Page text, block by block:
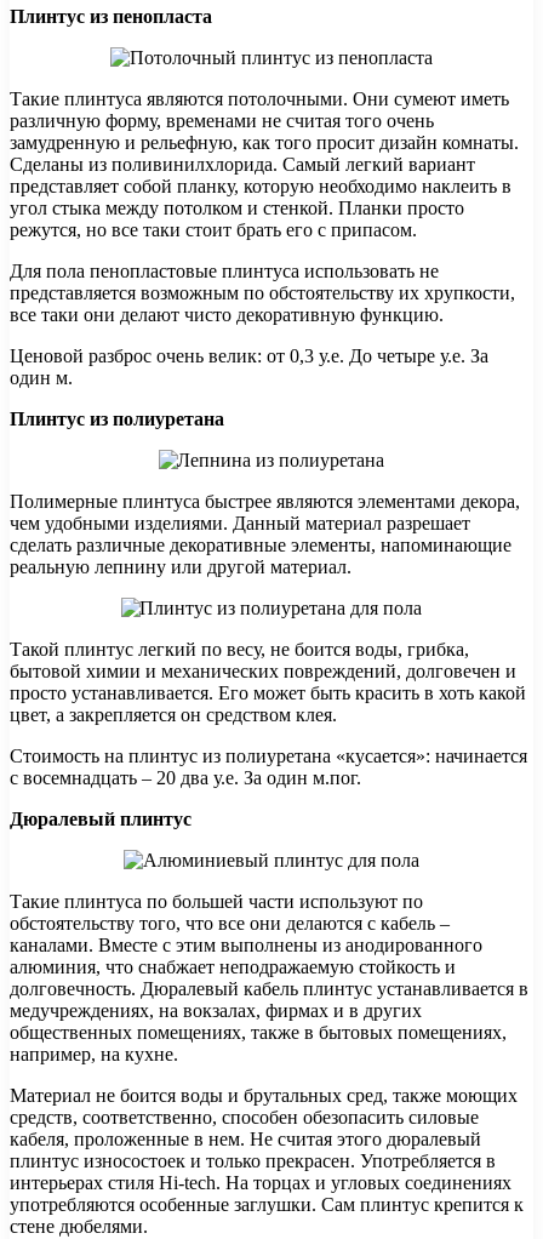
Плинтус из пенопласта
Такие плинтуса являются потолочными. Они сумеют иметь
различную форму, временами не считая того очень
замудренную и рельефную, как того просит дизайн комнаты.
Сделаны из поливинилхлорида. Самый легкий вариант
представляет собой планку, которую необходимо наклеить в
угол стыка между потолком и стенкой. Планки просто
режутся, но все таки стоит брать его с припасом.
Для пола пенопластовые плинтуса использовать не
представляется возможным по обстоятельству их хрупкости,
все таки они делают чисто декоративную функцию.
Ценовой разброс очень велик: от 0,3 у.е. До четыре у.е. За
один м.
Плинтус из полиуретана
Полимерные плинтуса быстрее являются элементами декора,
чем удобными изделиями. Данный материал разрешает
сделать различные декоративные элементы, напоминающие
реальную лепнину или другой материал.
Такой плинтус легкий по весу, не боится воды, грибка,
бытовой химии и механических повреждений, долговечен и
просто устанавливается. Его может быть красить в хоть какой
цвет, а закрепляется он средством клея.
Стоимость на плинтус из полиуретана «кусается»: начинается
с восемнадцать – 20 два у.е. За один м.пог.
Дюралевый плинтус
Такие плинтуса по большей части используют по
обстоятельству того, что все они делаются с кабель –
каналами. Вместе с этим выполнены из анодированного
алюминия, что снабжает неподражаемую стойкость и
долговечность. Дюралевый кабель плинтус устанавливается в
медучреждениях, на вокзалах, фирмах и в других
общественных помещениях, также в бытовых помещениях,
например, на кухне.
Материал не боится воды и брутальных сред, также моющих
средств, соответственно, способен обезопасить силовые
кабеля, проложенные в нем. Не считая этого дюралевый
плинтус износостоек и только прекрасен. Употребляется в
интерьерах стиля Hi-tech. На торцах и угловых соединениях
употребляются особенные заглушки. Сам плинтус крепится к
стене дюбелями.